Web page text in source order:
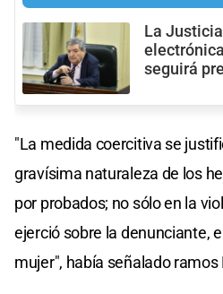
La
seguirá
"La medida coercitiva se
gravísima naturaleza de los
por probados; no sólo en la
ejerció sobre la denunciante,
mujer", había señalado ramos